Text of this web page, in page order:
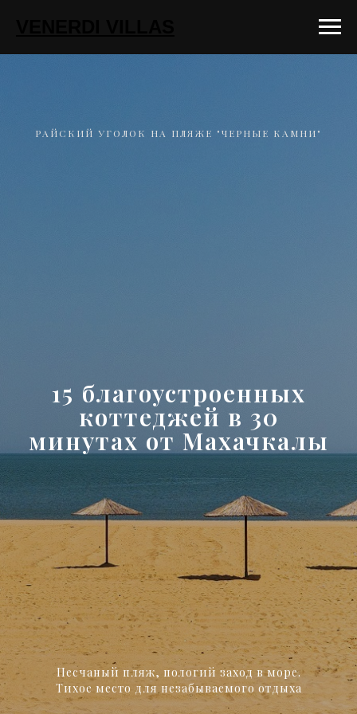
15 благоустроенных
коттеджей в 30
минутах от Махачкалы
РАЙСКИЙ УГОЛОК НА ПЛЯЖЕ "ЧЕРНЫЕ КАМНИ"
Песчаный пляж, пологий заход в море.
Тихое место для незабываемого отдыха